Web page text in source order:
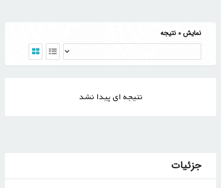
نمایش 0 نتیجه
نتیجه ای پیدا نشد
جزئیات